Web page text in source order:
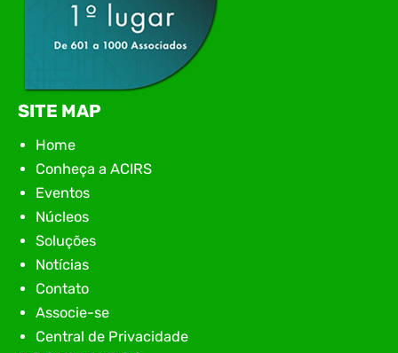
SITE MAP
Home
Conheça a ACIRS
Eventos
Núcleos
Soluções
Notícias
Contato
Associe-se
Central de Privacidade